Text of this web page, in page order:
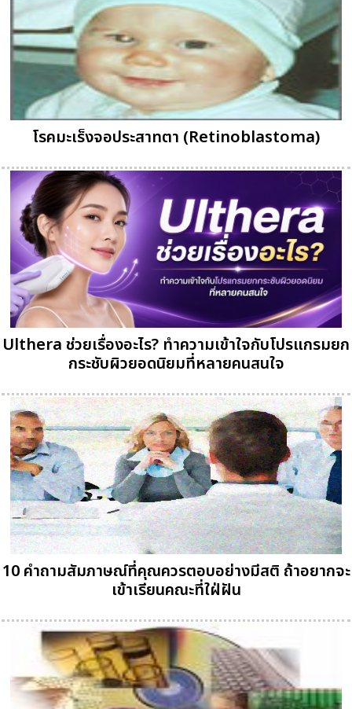
โรคมะเร็งจอประสาทตา (Retinoblastoma)
Ulthera ช่วยเรื่องอะไร? ทำความเข้าใจกับโปรแกรมยก
กระชับผิวยอดนิยมที่หลายคนสนใจ
10 คำถามสัมภาษณ์ที่คุณควรตอบอย่างมีสติ ถ้าอยากจะ
เข้าเรียนคณะที่ใฝ่ฝัน